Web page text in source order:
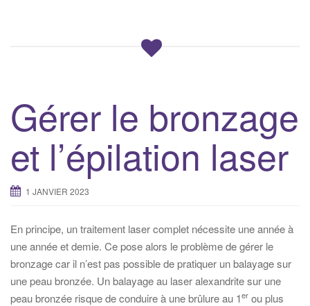
Gérer le bronzage
et l’épilation laser
1 JANVIER 2023
En principe, un traitement laser complet nécessite une année à
une année et demie. Ce pose alors le problème de gérer le
bronzage car il n’est pas possible de pratiquer un balayage sur
une peau bronzée. Un balayage au laser alexandrite sur une
peau bronzée risque de conduire à une brûlure au 1er ou plus